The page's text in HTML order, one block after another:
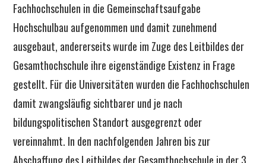
Fachhochschulen in die Gemeinschaftsaufgabe
Hochschulbau aufgenommen und damit zunehmend
ausgebaut, andererseits wurde im Zuge des Leitbildes der
Gesamthochschule ihre eigenständige Existenz in Frage
gestellt. Für die Universitäten wurden die Fachhochschulen
damit zwangsläufig sichtbarer und je nach
bildungspolitischen Standort ausgegrenzt oder
vereinnahmt. In den nachfolgenden Jahren bis zur